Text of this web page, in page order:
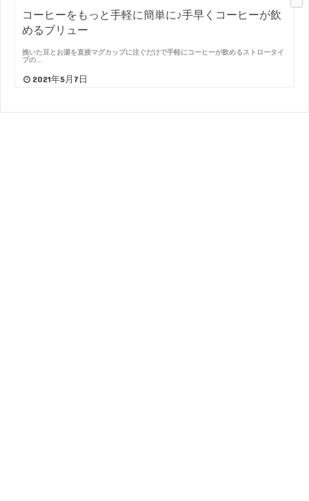
コーヒーをもっと手軽に簡単に♪手早くコーヒーが飲
めるブリュー
挽いた豆とお湯を直接マグカップに注ぐだけで手軽にコーヒーが飲めるストロータイ
プの…
2021年5月7日